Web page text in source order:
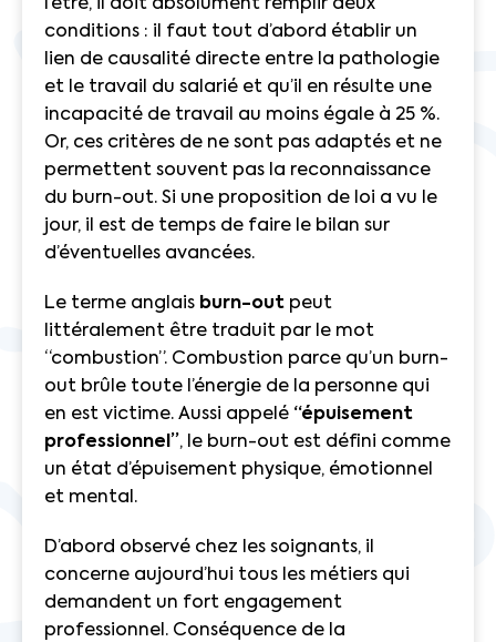
l’être, il doit absolument remplir deux
conditions : il faut tout d’abord établir un
lien de causalité directe entre la pathologie
et le travail du salarié et qu’il en résulte une
incapacité de travail au moins égale à 25 %.
Or, ces critères de ne sont pas adaptés et ne
permettent souvent pas la reconnaissance
du burn-out. Si une proposition de loi a vu le
jour, il est de temps de faire le bilan sur
d’éventuelles avancées.
Le terme anglais burn-out peut
littéralement être traduit par le mot
“combustion”. Combustion parce qu’un burn-
out brûle toute l’énergie de la personne qui
en est victime. Aussi appelé “épuisement
professionnel”, le burn-out est défini comme
un état d’épuisement physique, émotionnel
et mental.
D’abord observé chez les soignants, il
concerne aujourd’hui tous les métiers qui
demandent un fort engagement
professionnel. Conséquence de la